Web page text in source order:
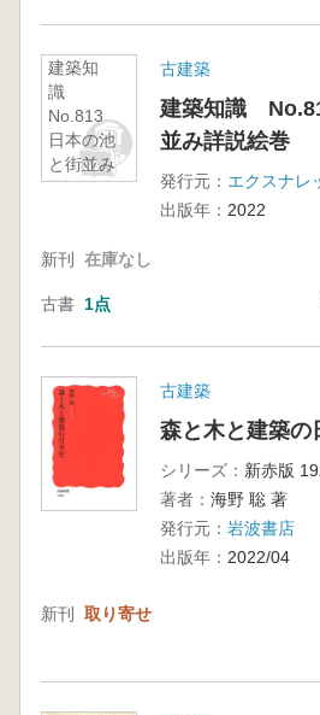
建築知
識
No.813
日本の池
と街並み
詳説絵巻
古建築
建築知識
並み詳説絵巻
発行元： エクスナレ
出版年： 2022
新刊 在庫なし
古書 1点
古建築
森と木と建築の
シリーズ： 新赤版
著者： 海野 聡 著
発行元： 岩波書店
出版年： 2022/04
新刊 取り寄せ